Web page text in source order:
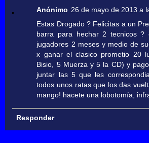
Anónimo 26 de mayo de 2013 a
Estas Drogado ? Felicitas a un
barra para hechar 2 tecnicos
jugadores 2 meses y medio de
x ganar el clasico prometio 20
Bisio, 5 Muerza y 5 la CD) y
juntar las 5 que les
todos unos ratas que los das
mango! hacete una lobotomía,
Responder